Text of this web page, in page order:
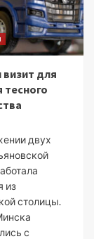
для
тесного
двух
из
столицы.
с